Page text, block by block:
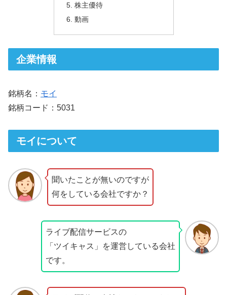
株主優待
動画
企業情報
銘柄名： モイ
銘柄コード：5031
モイについて
聞いたことが無いのですが
何をしている会社ですか？
ライブ配信サービスの
「ツイキャス」を運営している会社
です。